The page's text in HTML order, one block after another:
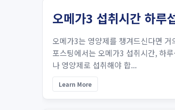
오메가3 섭취시간 하루
오메가3는 영양제를 챙겨드신다면
포스팅에서는 오메가3 섭취시간, 하
나 영양제로 섭취해야 합...
Learn More